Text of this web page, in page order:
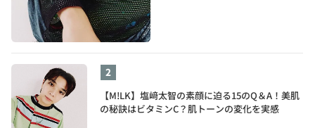
【M!LK】塩﨑太智の素顔に迫る15のQ＆A！美肌
の秘訣はビタミンC？肌トーンの変化を実感